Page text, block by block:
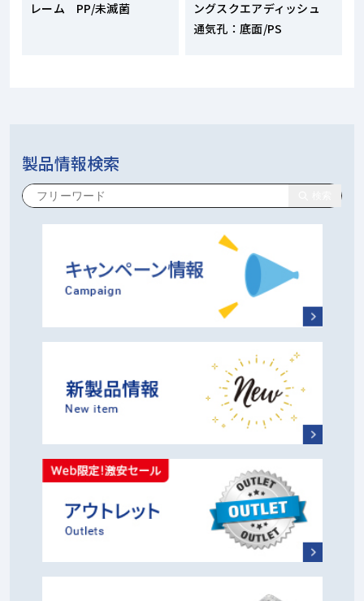
レーム PP/未滅菌
ングスクエアディッシュ
通気孔：底面/PS
製品情報検索